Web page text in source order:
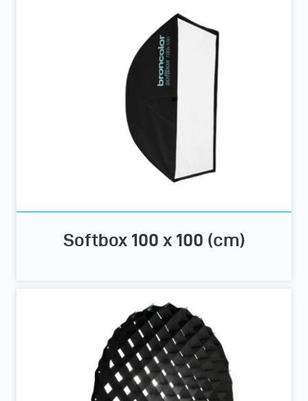
Softbox 100 x 100 (cm)